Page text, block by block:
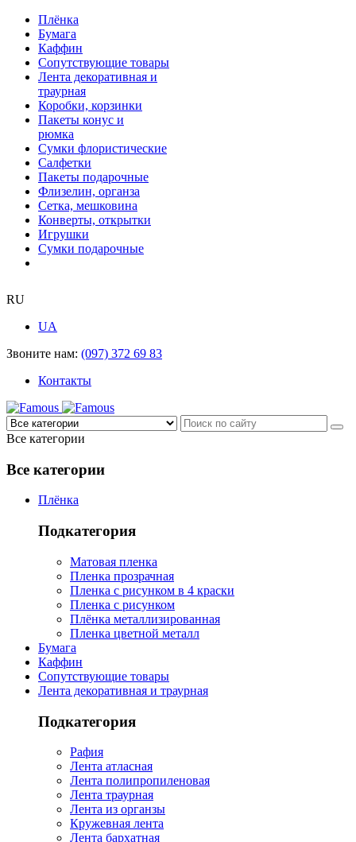
Плёнка
Бумага
Каффин
Сопутствующие товары
Лента декоративная и
траурная
Коробки, корзинки
Пакеты конус и
рюмка
Сумки флористические
Салфетки
Пакеты подарочные
Флизелин, органза
Сетка, мешковина
Конверты, открытки
Игрушки
Сумки подарочные
RU
UA
Звоните нам: (097) 372 69 83
Контакты
Все категории
Все категории
Плёнка
Подкатегория
Матовая пленка
Пленка прозрачная
Пленка с рисунком в 4 краски
Пленка с рисунком
Плёнка металлизированная
Пленка цветной металл
Бумага
Каффин
Сопутствующие товары
Лента декоративная и траурная
Подкатегория
Рафия
Лента атласная
Лента полипропиленовая
Лента траурная
Лента из органзы
Кружевная лента
Лента бархатная